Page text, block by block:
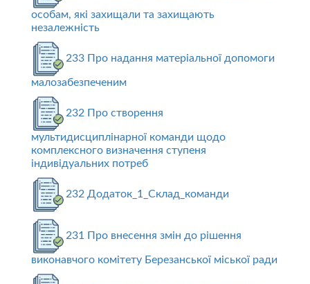
особам, які захищали та захищають
незалежність
233 Про надання матеріальної допомоги
малозабезпеченим
232 Про створення
мультидисциплінарної команди щодо
комплексного визначення ступеня
індивідуальних потреб
232 Додаток_1_Склад_команди
231 Про внесення змін до рішення
виконавчого комітету Березанської міської ради